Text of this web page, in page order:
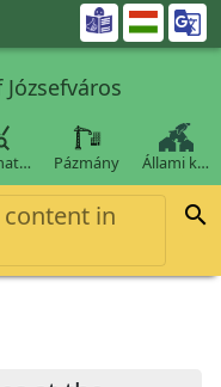

Pázmány Állami k…
in
